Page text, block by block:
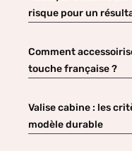
risque pour un
Comment
touche française ?
Valise cabine : les
modèle durable